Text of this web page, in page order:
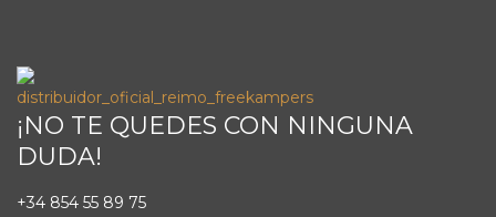
¡NO TE QUEDES CON NINGUNA
DUDA!
+34 854 55 89 75